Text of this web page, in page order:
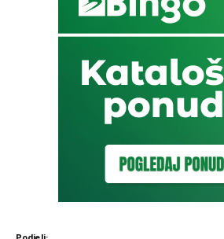
Podjeli: